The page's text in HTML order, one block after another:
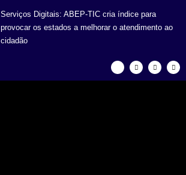
Serviços Digitais: ABEP-TIC cria índice para
provocar os estados a melhorar o atendimento ao
cidadão